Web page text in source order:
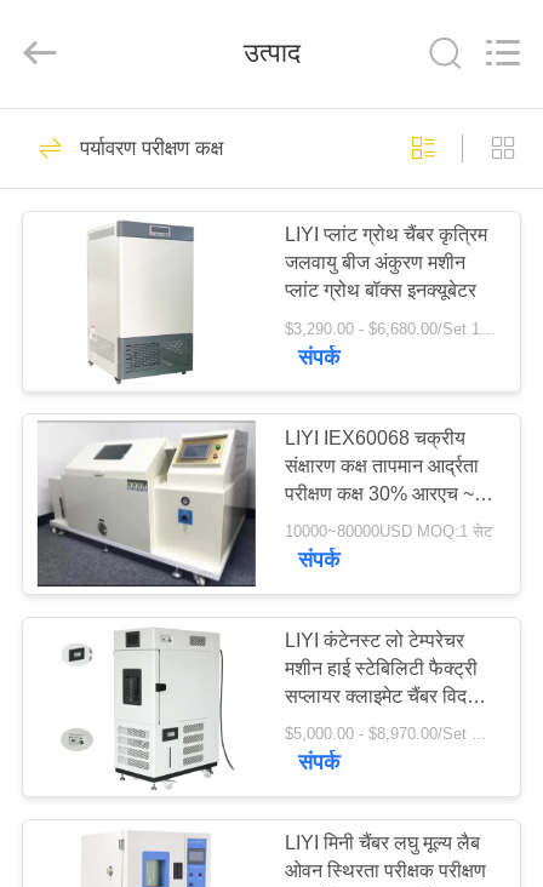
उत्पादों
कारखाना
भ्रमण
गुणवत्ता
नियंत्रण
एक
Technology
Co.,
Reserved.
जलवायु परीक्षण चैंबर
पर्यावरण परीक्षण कक्ष
116
थर्मल शॉक टेस्ट चैम्बर
उत्पाद
पर्यावरण परीक्षण कक्ष
LIYI प्लांट ग्रोथ चैंबर कृत्रिम
जलवायु बीज अंकुरण मशीन
प्लांट ग्रोथ बॉक्स इनक्यूबेटर
$3,290.00 - $6,680.00/Set 1.0 Sets MOQ:1
संपर्क
LIYI IEX60068 चक्रीय
संक्षारण कक्ष तापमान आर्द्रता
परीक्षण कक्ष 30% आरएच ~
98% आरएच
10000~80000USD MOQ:1 सेट
संपर्क
LIYI कंटेनस्ट लो टेम्परेचर
मशीन हाई स्टेबिलिटी फैक्ट्री
सप्लायर क्लाइमेट चैंबर विद
ह्यूमिडिटी कंट्रोल
$5,000.00 - $8,970.00/Set MOQ:1
संपर्क
LIYI मिनी चैंबर लघु मूल्य लैब
ओवन स्थिरता परीक्षक परीक्षण